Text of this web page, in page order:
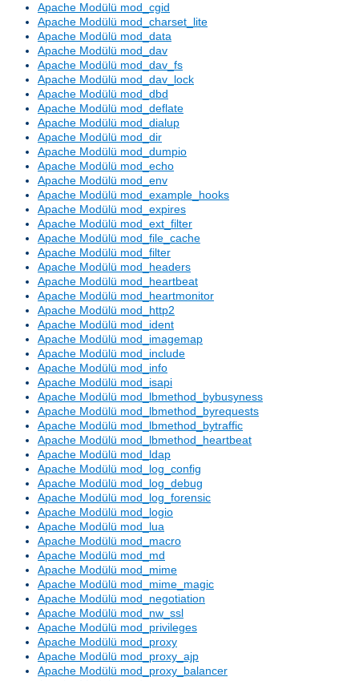
Apache Modülü mod_cgid
Apache Modülü mod_charset_lite
Apache Modülü mod_data
Apache Modülü mod_dav
Apache Modülü mod_dav_fs
Apache Modülü mod_dav_lock
Apache Modülü mod_dbd
Apache Modülü mod_deflate
Apache Modülü mod_dialup
Apache Modülü mod_dir
Apache Modülü mod_dumpio
Apache Modülü mod_echo
Apache Modülü mod_env
Apache Modülü mod_example_hooks
Apache Modülü mod_expires
Apache Modülü mod_ext_filter
Apache Modülü mod_file_cache
Apache Modülü mod_filter
Apache Modülü mod_headers
Apache Modülü mod_heartbeat
Apache Modülü mod_heartmonitor
Apache Modülü mod_http2
Apache Modülü mod_ident
Apache Modülü mod_imagemap
Apache Modülü mod_include
Apache Modülü mod_info
Apache Modülü mod_isapi
Apache Modülü mod_lbmethod_bybusyness
Apache Modülü mod_lbmethod_byrequests
Apache Modülü mod_lbmethod_bytraffic
Apache Modülü mod_lbmethod_heartbeat
Apache Modülü mod_ldap
Apache Modülü mod_log_config
Apache Modülü mod_log_debug
Apache Modülü mod_log_forensic
Apache Modülü mod_logio
Apache Modülü mod_lua
Apache Modülü mod_macro
Apache Modülü mod_md
Apache Modülü mod_mime
Apache Modülü mod_mime_magic
Apache Modülü mod_negotiation
Apache Modülü mod_nw_ssl
Apache Modülü mod_privileges
Apache Modülü mod_proxy
Apache Modülü mod_proxy_ajp
Apache Modülü mod_proxy_balancer